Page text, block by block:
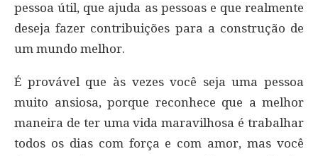
pessoa útil, que ajuda as pessoas e que realmente
deseja fazer contribuições para a construção de
um mundo melhor.
É provável que às vezes você seja uma pessoa
muito ansiosa, porque reconhece que a melhor
maneira de ter uma vida maravilhosa é trabalhar
todos os dias com força e com amor, mas você